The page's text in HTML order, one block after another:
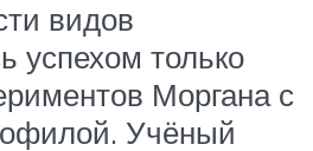
видов
успехом только
Моргана с
Учёный